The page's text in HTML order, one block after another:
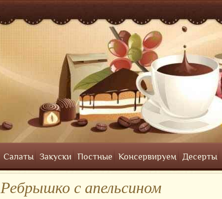
Салаты Закуски Постные Консервируем Десерты
Ребрышко с апельсином